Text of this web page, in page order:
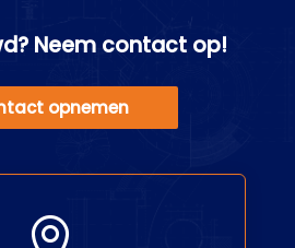
Neem contact op!
opnemen